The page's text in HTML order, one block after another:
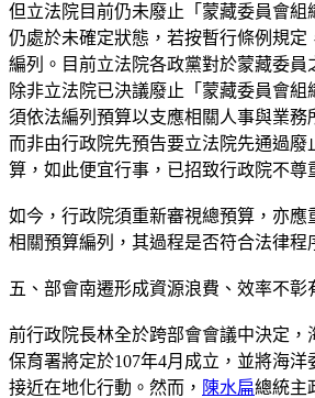
但立法院目前仍未廢止「蒙藏委員會組
仍處於未確定狀態，若按暫行條例規定
編列。目前立法院各政黨對於蒙藏委員
除非立法院已決議廢止「蒙藏委員會
須依法編列預算以支應相關人事與業務
而非由行政院先預告要立法院先通過廢
算，如此便宜行事，已招致行政院不尊
如今，行政院須重新審視總預算，亦應
相關預算編列，其過程是否符合法律程
五、部會南遷形成資源浪費、效率不彰
前行政院長林全於跨部會會議中決定，
保育署將定於107年4月成立，並將海
接近在地化行動。然而， 陳水扁總統主